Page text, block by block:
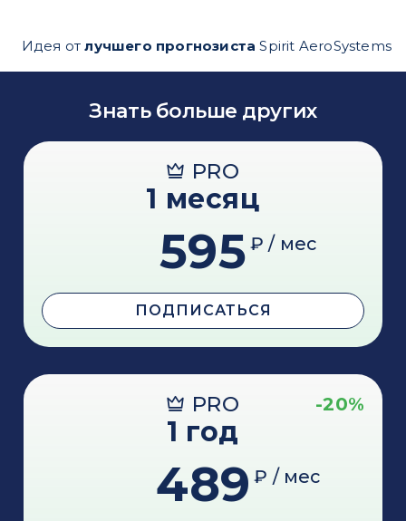
Идея отлучшего прогнозиста Spirit AeroSystems
Знать больше других
PRO
1 месяц
595 ₽ / мес
ПОДПИСАТЬСЯ
PRO -20%
1 год
489 ₽ / мес